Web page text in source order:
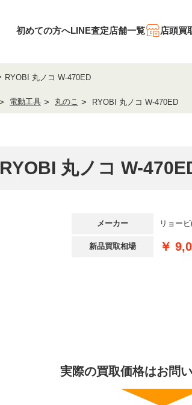
初めての方へLINE査定店舗一覧 店頭買
RYOBI 丸ノコ W-470ED
電動工具 丸のこ RYOBI 丸ノコ W-470ED
RYOBI 丸ノコ W-
メーカー リョー
新品買取相場 ￥
実際の買取価格はお問